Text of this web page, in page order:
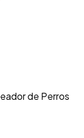
de Perros